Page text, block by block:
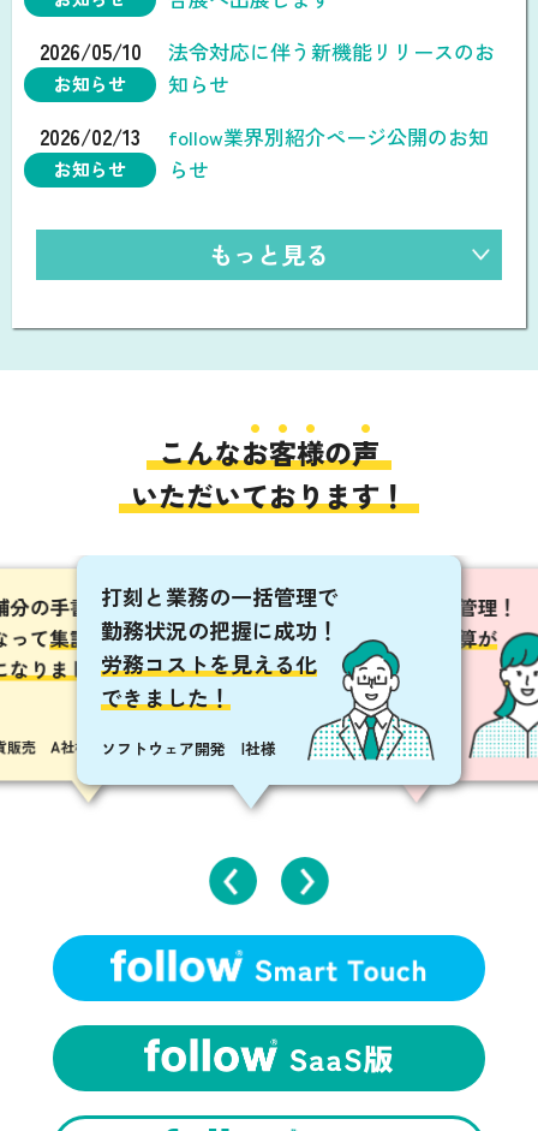
2026/05/10
お知らせ
法令対応に伴う新機能リリースのお
知らせ
2026/02/13
お知らせ
follow業界別紹介ページ公開のお知
らせ
もっと見る
こんなお客様の声
いただいております！
用した
分の手書きの勤務票が
って集計作業が
なりました！
販売 A社様
打刻と業務の一括管理で
勤務状況の把握に成功！
労務コストを見える化
できました！
ソフトウェア開発 I社様
社員もバイトも一括管理！
シフト作成・給与計算が
簡単になりました！
卸･小売業 E社様
働き方を見
ムダな残業
大幅に削減
広告・制作 T社